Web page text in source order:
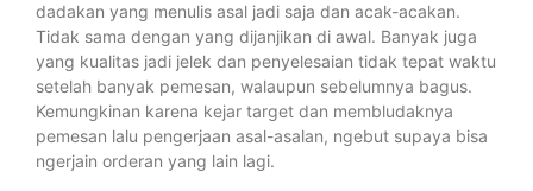
dadakan yang menulis asal jadi saja dan acak-acakan.
Tidak sama dengan yang dijanjikan di awal. Banyak juga
yang kualitas jadi jelek dan penyelesaian tidak tepat waktu
setelah banyak pemesan, walaupun sebelumnya bagus.
Kemungkinan karena kejar target dan membludaknya
pemesan lalu pengerjaan asal-asalan, ngebut supaya bisa
ngerjain orderan yang lain lagi.